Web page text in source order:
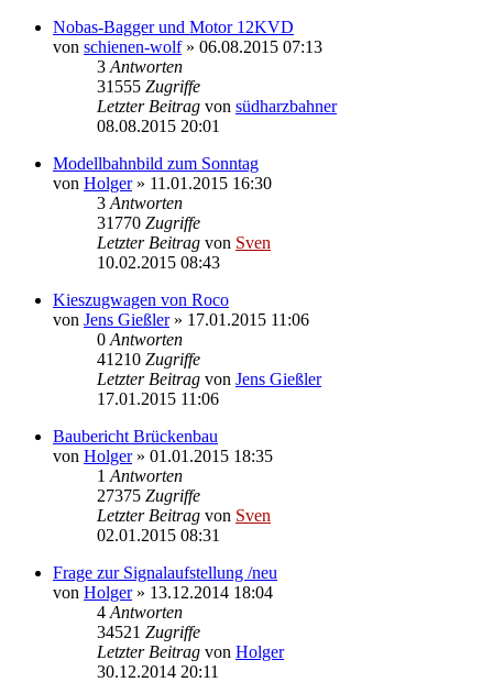
Nobas-Bagger und Motor 12KVD
von schienen-wolf» 06.08.2015 07:13
3 Antworten
31555 Zugriffe
Letzter Beitrag von südharzbahner
08.08.2015 20:01
Modellbahnbild zum Sonntag
von Holger» 11.01.2015 16:30
3 Antworten
31770 Zugriffe
Letzter Beitrag von Sven
10.02.2015 08:43
Kieszugwagen von Roco
von Jens Gießler» 17.01.2015 11:06
0 Antworten
41210 Zugriffe
Letzter Beitrag von Jens Gießler
17.01.2015 11:06
Baubericht Brückenbau
von Holger» 01.01.2015 18:35
1 Antworten
27375 Zugriffe
Letzter Beitrag von Sven
02.01.2015 08:31
Frage zur Signalaufstellung /neu
von Holger» 13.12.2014 18:04
4 Antworten
34521 Zugriffe
Letzter Beitrag von Holger
30.12.2014 20:11